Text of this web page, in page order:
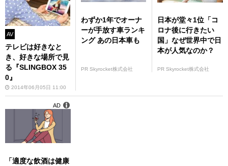
AV
テレビは好きなと
き、好きな場所で見
る『SLINGBOX 35
0』
2014年06月05日 11:00
わずか1年でオーナ
ーが手放す車ランキ
ング あの日本車も
PR Skyrocket株式会社
日本が堂々1位「コ
ロナ後に行きたい
国」なぜ世界中で日
本が人気なのか？
PR Skyrocket株式会社
「適度な飲酒は健康
AD